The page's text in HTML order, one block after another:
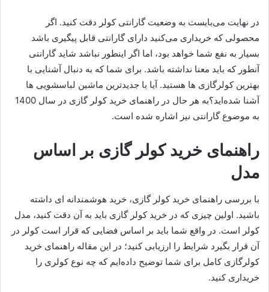
در نهایت می‌بایست به وضعیت گارانتی کولر دقت کنید. اگر
محصولی که خریداری می‌کنید دارای گارانتی قابل پیگیری باشد
بسیار به نفع شما خواهد بود، اما اگر اینطور نباشد شاید گارانتی
آنطور که باید معنا نداشته باشد. برای شما که به دنبال آشنایی با
بهترین کولرگازی ها هستید. آیا با جدیدترین ماشین لباسشویی ها
آشنا شده‌اید؟به هر حال در راهنمای خرید کولر گازی در سال 1400
به موضوع گارانتی نیز اشاره شده است.
راهنمای خرید کولر گازی بر اساس
مدل
با بررسی راهنمای خرید کولر گازی، خرید هوشمندانه ای داشته
باشید. اولین چیزی که در خرید کولر گازی باید به آن دقت کنید، مدل
کولر است. در واقع شما باید بر اساس فضایی که قرار است کولر در
آن قرار بگیرد شرایط را ارزیابی کنید؛ در این مقاله راهنمای خرید
کولرگازی کامل برای شما توضیح داده‌ایم که چه نوع کولری را
خریداری کنید.